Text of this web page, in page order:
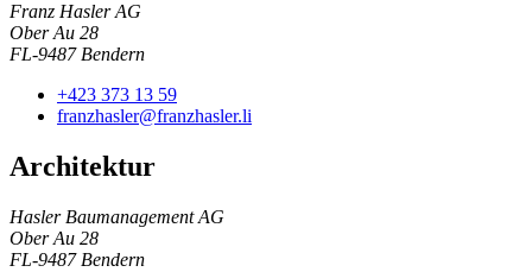
Franz Hasler AG
Ober Au 28
FL-9487 Bendern
+423 373 13 59
franzhasler@franzhasler.li
Architektur
Hasler Baumanagement AG
Ober Au 28
FL-9487 Bendern